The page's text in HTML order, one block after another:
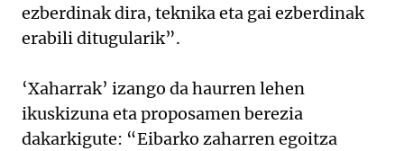
ezberdinak dira, teknika eta gai ezberdinak
erabili ditugularik”.
‘Xaharrak’ izango da haurren lehen
ikuskizuna eta proposamen berezia
dakarkigute: “Eibarko zaharren egoitza